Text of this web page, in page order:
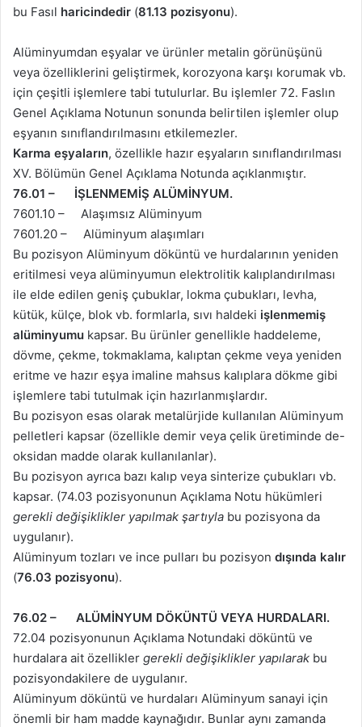
bu Fasıl haricindedir (81.13 pozisyonu).
Alüminyumdan eşyalar ve ürünler metalin görünüşünü
veya özelliklerini geliştirmek, korozyona karşı korumak vb.
için çeşitli işlemlere tabi tutulurlar. Bu işlemler 72. Faslın
Genel Açıklama Notunun sonunda belirtilen işlemler olup
eşyanın sınıflandırılmasını etkilemezler.
Karma eşyaların, özellikle hazır eşyaların sınıflandırılması
XV. Bölümün Genel Açıklama Notunda açıklanmıştır.
76.01 – İŞLENMEMİŞ ALÜMİNYUM.
7601.10 – Alaşımsız Alüminyum
7601.20 – Alüminyum alaşımları
Bu pozisyon Alüminyum döküntü ve hurdalarının yeniden
eritilmesi veya alüminyumun elektrolitik kalıplandırılması
ile elde edilen geniş çubuklar, lokma çubukları, levha,
kütük, külçe, blok vb. formlarla, sıvı haldeki işlenmemiş
alüminyumu kapsar. Bu ürünler genellikle haddeleme,
dövme, çekme, tokmaklama, kalıptan çekme veya yeniden
eritme ve hazır eşya imaline mahsus kalıplara dökme gibi
işlemlere tabi tutulmak için hazırlanmışlardır.
Bu pozisyon esas olarak metalürjide kullanılan Alüminyum
pelletleri kapsar (özellikle demir veya çelik üretiminde de-
oksidan madde olarak kullanılanlar).
Bu pozisyon ayrıca bazı kalıp veya sinterize çubukları vb.
kapsar. (74.03 pozisyonunun Açıklama Notu hükümleri
gerekli değişiklikler yapılmak şartıyla bu pozisyona da
uygulanır).
Alüminyum tozları ve ince pulları bu pozisyon dışında kalır
(76.03 pozisyonu).
76.02 – ALÜMİNYUM DÖKÜNTÜ VEYA HURDALARI.
72.04 pozisyonunun Açıklama Notundaki döküntü ve
hurdalara ait özellikler gerekli değişiklikler yapılarak bu
pozisyondakilere de uygulanır.
Alüminyum döküntü ve hurdaları Alüminyum sanayi için
önemli bir ham madde kaynağıdır. Bunlar aynı zamanda